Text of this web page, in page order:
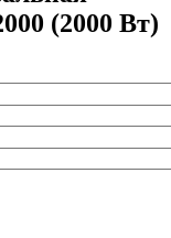
(2000 Вт)